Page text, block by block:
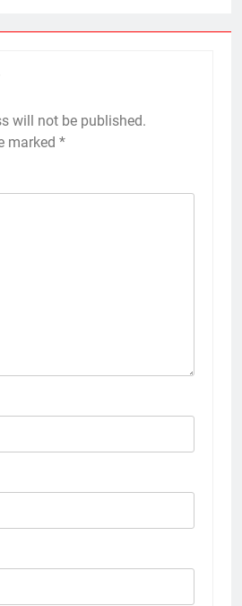
will not be published.
marked *